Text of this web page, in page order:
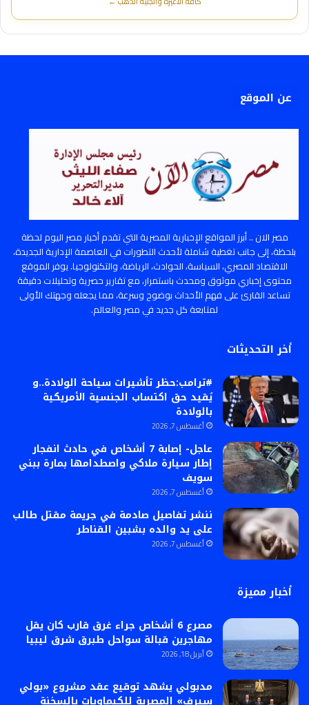
عن الموقع
مصر الان .. أبرز المواقع الإخبارية المصرية التي تقدم أخبار مصر اليوم لحظة
بلحظة، إلى جانب تغطية شاملة لأحدث التطورات في العاصمة الإدارية الجديدة،
الاقتصاد المصري، السياسة، الحوادث، الرياضة، والتكنولوجيا. يوفر الموقع
محتوى إخباري موثوق ومحدث باستمرار، مع تقارير حصرية وتحليلات دقيقة
تساعد القارئ على فهم الأحداث بوضوح وسرعة، مما يجعله وجهتك الأولى
لمتابعة كل جديد في مصر والعالم.
أخر التحديثات
#ترامب:حظر تأشيرات سياحة الولادة..و
يُقيد حق اكتساب الجنسية الأمريكية
بالولادة
أغسطس 7, 2026
عاجل- إصابة 7 أشخاص في حادث انفجار
إطار سيارة ملاكي واصطدامها بمارة ببني
سويف
أغسطس 7, 2026
ننشر تفاصيل صادمة في جريمة مقتل طالب
على يد والده بشبين القناطر
أغسطس 7, 2026
أخبار مميزة
مصرع 6 أشخاص جراء غرق قارب كان يقل
مهاجرين قبالة سواحل طبرق شرق ليبيا
أبريل 18, 2026
مدبولي يشهد توقيع عقد مشروع «بولي